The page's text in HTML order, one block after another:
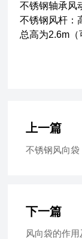
不锈钢轴承风
不锈钢风杆：
总高为2.6m（
上一篇
不锈钢风向
下一篇
风向袋的作用